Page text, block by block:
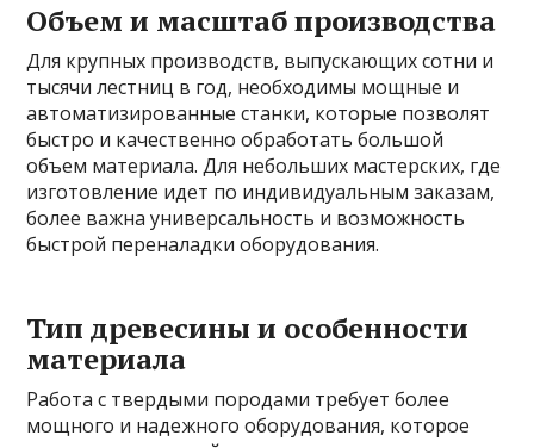
Объем и масштаб производства
Для крупных производств, выпускающих сотни и
тысячи лестниц в год, необходимы мощные и
автоматизированные станки, которые позволят
быстро и качественно обработать большой
объем материала. Для небольших мастерских, где
изготовление идет по индивидуальным заказам,
более важна универсальность и возможность
быстрой переналадки оборудования.
Тип древесины и особенности
материала
Работа с твердыми породами требует более
мощного и надежного оборудования, которое